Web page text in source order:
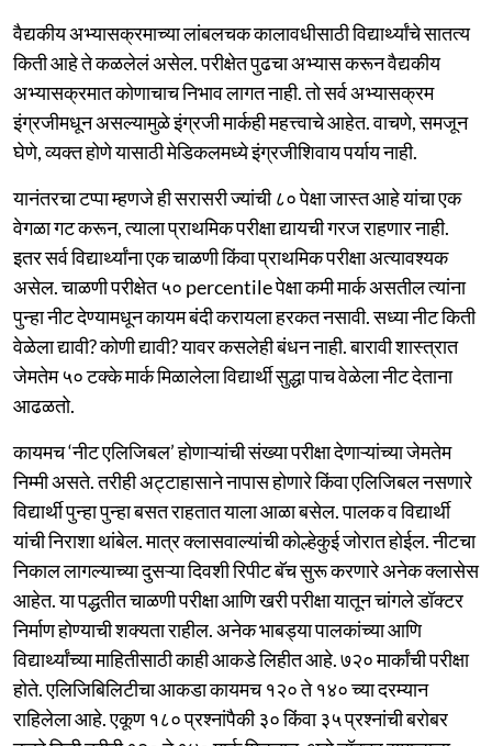
वैद्यकीय अभ्यासक्रमाच्या लांबलचक कालावधीसाठी विद्यार्थ्यांचे सातत्य
किती आहे ते कळलेलं असेल. परीक्षेत पुढचा अभ्यास करून वैद्यकीय
अभ्यासक्रमात कोणाचाच निभाव लागत नाही. तो सर्व अभ्यासक्रम
इंग्रजीमधून असल्यामुळे इंग्रजी मार्कही महत्त्वाचे आहेत. वाचणे, समजून
घेणे, व्यक्त होणे यासाठी मेडिकलमध्ये इंग्रजीशिवाय पर्याय नाही.
यानंतरचा टप्पा म्हणजे ही सरासरी ज्यांची ८० पेक्षा जास्त आहे यांचा एक
वेगळा गट करून, त्याला प्राथमिक परीक्षा द्यायची गरज राहणार नाही.
इतर सर्व विद्यार्थ्यांना एक चाळणी किंवा प्राथमिक परीक्षा अत्यावश्यक
असेल. चाळणी परीक्षेत ५० percentile पेक्षा कमी मार्क असतील त्यांना
पुन्हा नीट देण्यामधून कायम बंदी करायला हरकत नसावी. सध्या नीट किती
वेळेला द्यावी? कोणी द्यावी? यावर कसलेही बंधन नाही. बारावी शास्त्रात
जेमतेम ५० टक्के मार्क मिळालेला विद्यार्थी सुद्धा पाच वेळेला नीट देताना
आढळतो.
कायमच ‘नीट एलिजिबल’ होणाऱ्यांची संख्या परीक्षा देणाऱ्यांच्या जेमतेम
निम्मी असते. तरीही अट्टाहासाने नापास होणारे किंवा एलिजिबल नसणारे
विद्यार्थी पुन्हा पुन्हा बसत राहतात याला आळा बसेल. पालक व विद्यार्थी
यांची निराशा थांबेल. मात्र क्लासवाल्यांची कोल्हेकुई जोरात होईल. नीटचा
निकाल लागल्याच्या दुसऱ्या दिवशी रिपीट बॅच सुरू करणारे अनेक क्लासेस
आहेत. या पद्धतीत चाळणी परीक्षा आणि खरी परीक्षा यातून चांगले डॉक्टर
निर्माण होण्याची शक्यता राहील. अनेक भाबड्या पालकांच्या आणि
विद्यार्थ्यांच्या माहितीसाठी काही आकडे लिहीत आहे. ७२० मार्कांची परीक्षा
होते. एलिजिबिलिटीचा आकडा कायमच १२० ते १४० च्या दरम्यान
राहिलेला आहे. एकूण १८० प्रश्नांपैकी ३० किंवा ३५ प्रश्नांची बरोबर